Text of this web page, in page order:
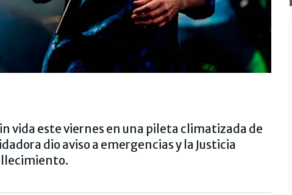
vida este viernes en una pileta climatizada de
dio aviso a emergencias y la Justicia